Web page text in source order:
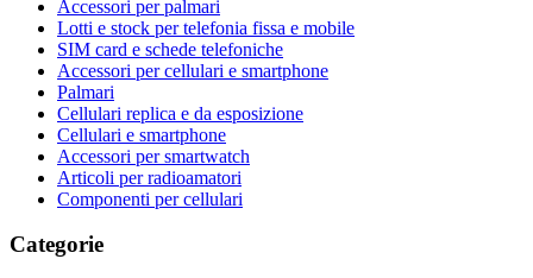
Accessori per palmari
Lotti e stock per telefonia fissa e mobile
SIM card e schede telefoniche
Accessori per cellulari e smartphone
Palmari
Cellulari replica e da esposizione
Cellulari e smartphone
Accessori per smartwatch
Articoli per radioamatori
Componenti per cellulari
Categorie